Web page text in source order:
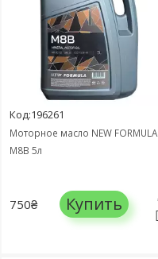
Код:196261
Моторное масло NEW FORMULA
М8В 5л
750₴ Купить